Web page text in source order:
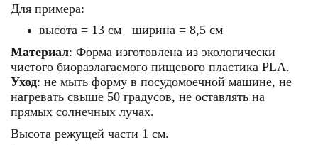
Для примера:
высота = 13 см ширина = 8,5 см
Материал: Форма изготовлена из экологически
чистого биоразлагаемого пищевого пластика PLA.
Уход: не мыть форму в посудомоечной машине, не
нагревать свыше 50 градусов, не оставлять на
прямых солнечных лучах.
Высота режущей части 1 см.